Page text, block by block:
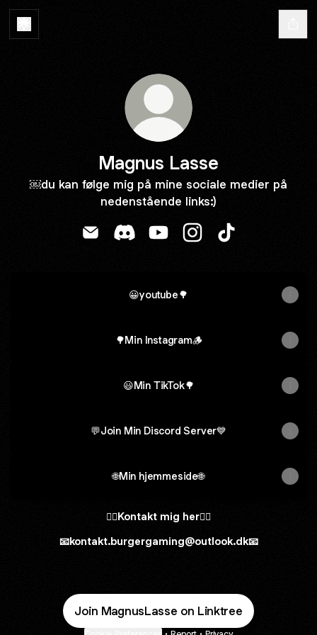
Magnus Lasse
￼du kan følge mig på mine sociale medier på
nedenstående links:)
😀youtube🌳
🌳Min Instagram🪵
😃Min TikTok🌳
💬Join Min Discord Server💙
🌐Min hjemmeside🌐
👇🏻Kontakt mig her👇🏻
📧kontakt.burgergaming@outlook.dk📧
Join MagnusLasse on Linktree